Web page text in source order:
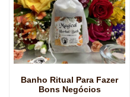
Banho Ritual Para Fazer
Bons Negócios